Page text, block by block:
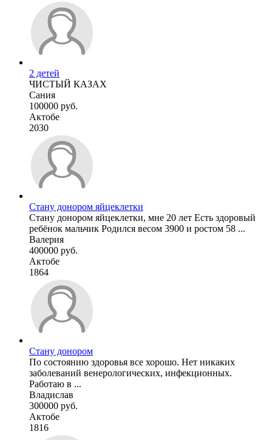
2 детей
ЧИСТЫЙ КАЗАХ
Сания
100000 руб.
Актобе
2030
Стану донором яйцеклетки
Стану донором яйцеклетки, мне 20 лет Есть здоровый
ребёнок мальчик Родился весом 3900 и ростом 58 ...
Валерия
400000 руб.
Актобе
1864
Стану донором
По состоянию здоровья все хорошо. Нет никаких
заболеваний венерологических, инфекционных.
Работаю в ...
Владислав
300000 руб.
Актобе
1816